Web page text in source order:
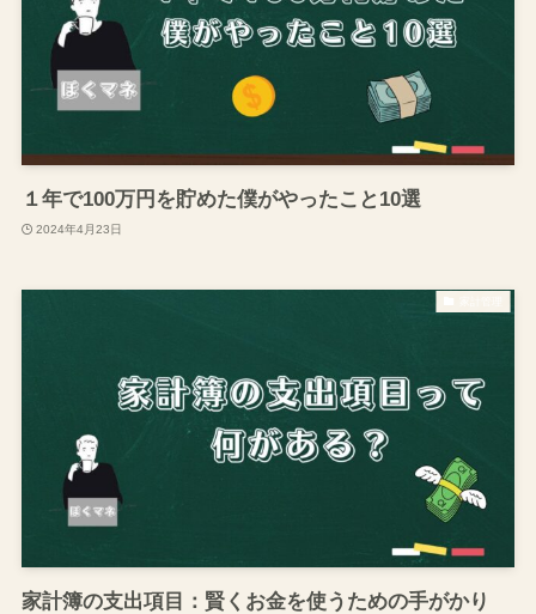
１年で100万円を貯めた僕がやったこと10選
2024年4月23日
家計簿の支出項目：賢くお金を使うための手がかり